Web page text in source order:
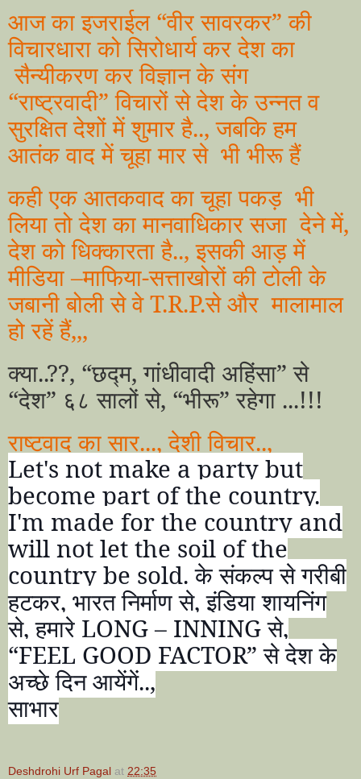
आज का इजराईल “वीर सावरकर” की
विचारधारा को सिरोधार्य कर देश का
सैन्यीकरण कर विज्ञान के संग
“राष्ट्रवादी” विचारों से देश के उन्नत व
सुरक्षित देशों में शुमार है.., जबकि हम
आतंक वाद में चूहा मार से भी भीरू हैं
कही एक आतकवाद का चूहा पकड़ भी
लिया तो देश का मानवाधिकार सजा देने में,
देश को धिक्कारता है.., इसकी आड़ में
मीडिया –माफिया-सत्ताखोरों की टोली के
जबानी बोली से वेT.R.P.से और मालामाल
हो रहें हैं,,,
क्या..??, “छद्म, गांधीवादी अहिंसा” से
“देश” ६८ सालों से, “भीरू” रहेगा ...!!!
राष्टवाद का सार..., देशी विचार..,
Let's not make a party but
become part of the country.
I'm made for the country and
will not let the soil of the
country be sold.के संकल्प से गरीबी
हटकर, भारत निर्माण से,इंडिया शायनिंग
से,हमारे LONG – INNINGसे,
“FEEL GOOD FACTOR”से देश के
अच्छे दिन आयेंगें..,
साभार
Deshdrohi Urf Pagal at 22:35